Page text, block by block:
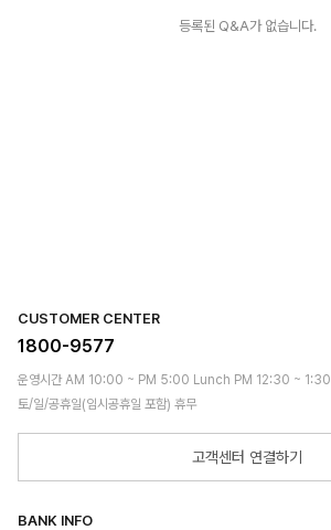
등록된 Q&A가 없습니다.
CUSTOMER CENTER
1800-9577
운영시간 AM 10:00 ~ PM 5:00 Lunch PM 12:30 ~ 1:30
토/일/공휴일(임시공휴일 포함) 휴무
고객센터 연결하기
BANK INFO